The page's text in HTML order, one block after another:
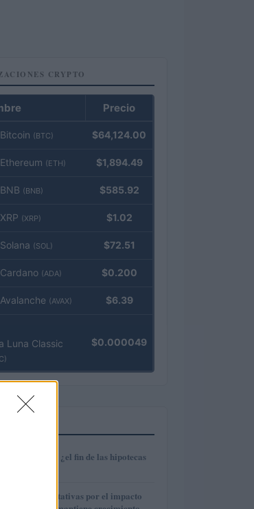
CRYPTO
Precio
Bitcoin (BTC) $64,124.00
Ethereum (ETH) $1,894.49
BNB (BNB) $585.92
XRP (XRP) $1.02
Solana (SOL) $72.51
Cardano (ADA) $0.200
Avalanche (AVAX) $6.39
Luna Classic $0.000049
en caída: ¿el fin de las hipotecas
reduce expectativas por el impacto